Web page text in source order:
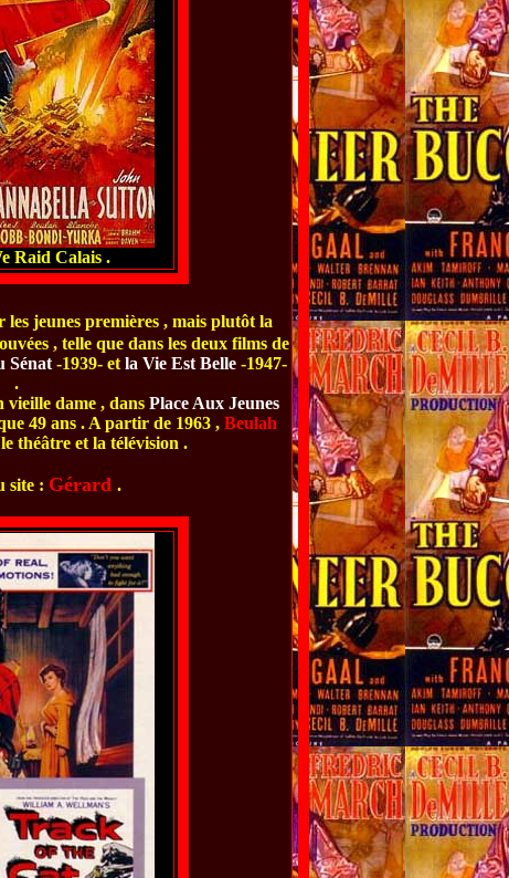
Raid Calais .
jeunes premières , mais plutôt la
, telle que dans les deux films de
Sénat -1939- et la Vie Est Belle -1947-
.
vieille dame , dans Place Aux Jeunes
49 ans . A partir de 1963 , Beulah
théâtre et la télévision .
site : Gérard .